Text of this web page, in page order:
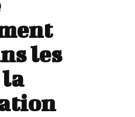
les
la